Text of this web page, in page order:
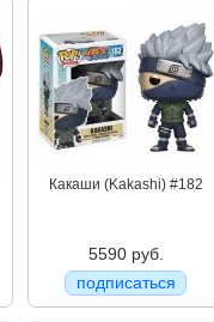
Какаши (Kakashi) #182
5590 руб.
подписаться